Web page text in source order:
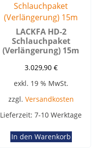
LACKFA HD-2
Schlauchpaket
(Verlängerung) 15m
3.029,90 €
exkl. 19 % MwSt.
zzgl. Versandkosten
Lieferzeit:7-10 Werktage
In den Warenkorb